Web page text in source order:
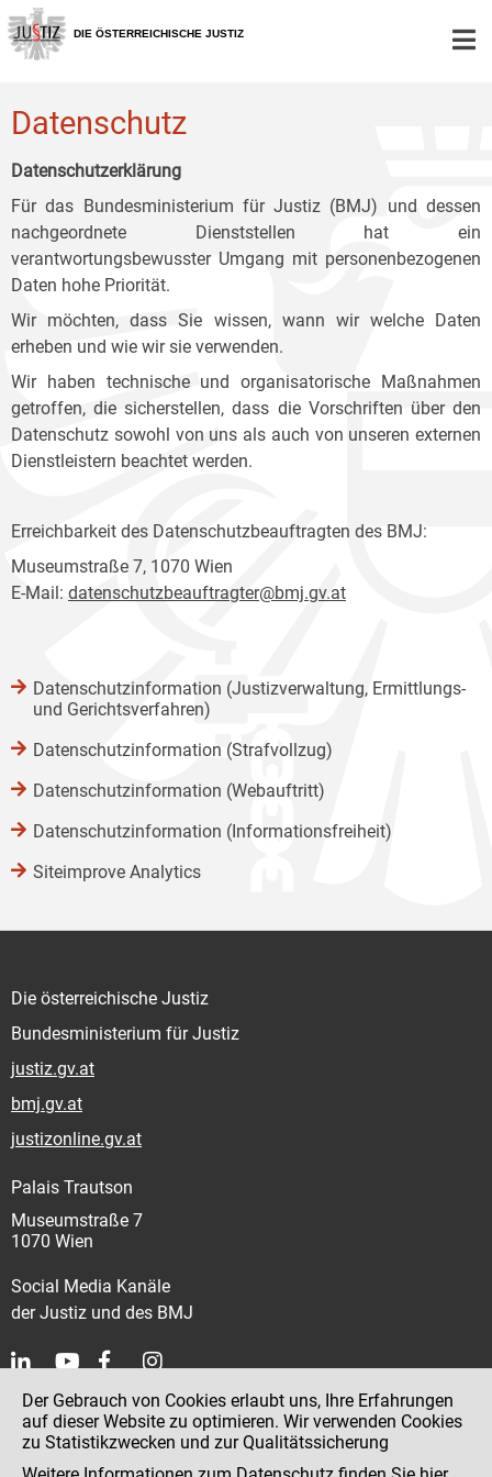
Zur
Hauptnavigation
[1]
Zum
Inhalt
[2]
Zum
Untermenü
[3]
DIE ÖSTERREICHISCHE JUSTIZ
Datenschutz
Datenschutzerklärung
Für das Bundesministerium für Justiz (BMJ) und dessen
nachgeordnete Dienststellen hat ein
verantwortungsbewusster Umgang mit personenbezogenen
Daten hohe Priorität.
Wir möchten, dass Sie wissen, wann wir welche Daten
erheben und wie wir sie verwenden.
Wir haben technische und organisatorische Maßnahmen
getroffen, die sicherstellen, dass die Vorschriften über den
Datenschutz sowohl von uns als auch von unseren externen
Dienstleistern beachtet werden.
Erreichbarkeit des Datenschutzbeauftragten des BMJ:
Museumstraße 7, 1070 Wien
E-Mail: datenschutzbeauftragter@bmj.gv.at
Datenschutzinformation (Justizverwaltung, Ermittlungs-
und Gerichtsverfahren)
Datenschutzinformation (Strafvollzug)
Datenschutzinformation (Webauftritt)
Datenschutzinformation (Informationsfreiheit)
Siteimprove Analytics
Die österreichische Justiz
Bundesministerium für Justiz
justiz.gv.at
bmj.gv.at
justizonline.gv.at
Palais Trautson
Museumstraße 7
1070 Wien
Social Media Kanäle
der Justiz und des BMJ
Kontakt
Impressum
Der Gebrauch von Cookies erlaubt uns, Ihre Erfahrungen
auf dieser Website zu optimieren. Wir verwenden Cookies
zu Statistikzwecken und zur Qualitätssicherung